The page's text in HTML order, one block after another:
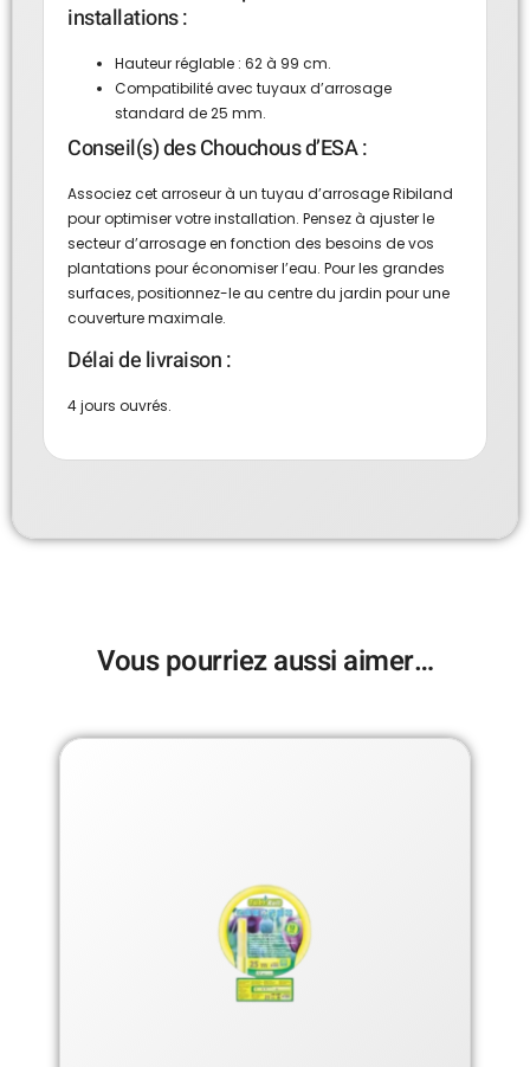
installations :
Hauteur réglable : 62 à 99 cm.
Compatibilité avec tuyaux d’arrosage
standard de 25 mm.
Conseil(s) des Chouchous d’ESA :
Associez cet arroseur à un tuyau d’arrosage Ribiland
pour optimiser votre installation. Pensez à ajuster le
secteur d’arrosage en fonction des besoins de vos
plantations pour économiser l’eau. Pour les grandes
surfaces, positionnez-le au centre du jardin pour une
couverture maximale.
Délai de livraison :
4 jours ouvrés.
Vous pourriez aussi aimer…